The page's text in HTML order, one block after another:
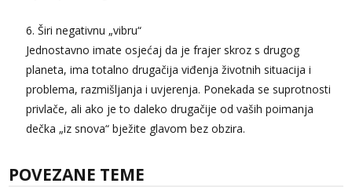
6. Širi negativnu „vibru“
Jednostavno imate osjećaj da je frajer skroz s drugog
planeta, ima totalno drugačija viđenja životnih situacija i
problema, razmišljanja i uvjerenja. Ponekada se suprotnosti
privlače, ali ako je to daleko drugačije od vaših poimanja
dečka „iz snova“ bježite glavom bez obzira.
POVEZANE TEME